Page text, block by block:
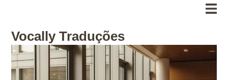
Vocally Traduções